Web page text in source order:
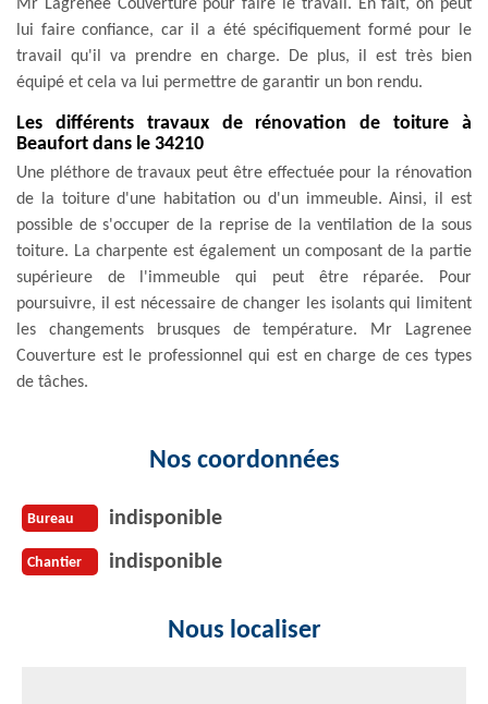
Mr Lagrenee Couverture pour faire le travail. En fait, on peut
lui faire confiance, car il a été spécifiquement formé pour le
travail qu'il va prendre en charge. De plus, il est très bien
équipé et cela va lui permettre de garantir un bon rendu.
Les différents travaux de rénovation de toiture à
Beaufort dans le 34210
Une pléthore de travaux peut être effectuée pour la rénovation
de la toiture d'une habitation ou d'un immeuble. Ainsi, il est
possible de s'occuper de la reprise de la ventilation de la sous
toiture. La charpente est également un composant de la partie
supérieure de l'immeuble qui peut être réparée. Pour
poursuivre, il est nécessaire de changer les isolants qui limitent
les changements brusques de température. Mr Lagrenee
Couverture est le professionnel qui est en charge de ces types
de tâches.
Nos coordonnées
Bureau indisponible
Chantier indisponible
Nous localiser